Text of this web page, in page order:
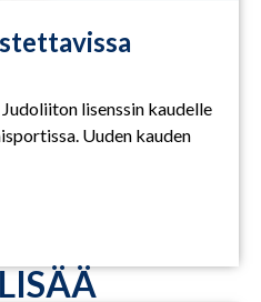
lisenssin kaudelle
Uuden kauden